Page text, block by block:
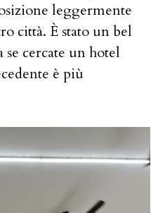
leggermente
città. È stato un bel
cercate un hotel
è più